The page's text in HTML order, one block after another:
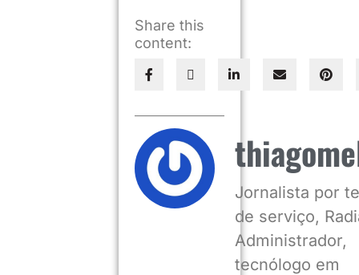
Share this
content:
Jornalista por
de serviço,
Administrador,
tecnólogo em